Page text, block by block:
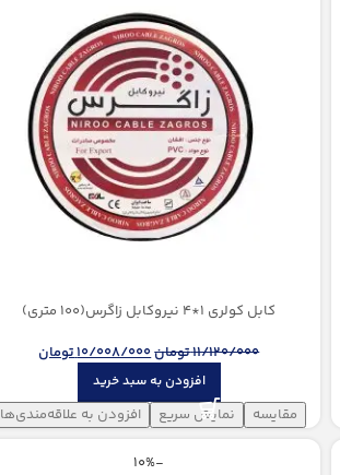
کابل کولری 1*4 نیروكابل زاگرس(100 متری)
11/120/000تومان10/008/000تومان
افزودن به سبد خرید
مقایسه نمایش سریع افزودن به علاقه‌مندی‌ها
-10%